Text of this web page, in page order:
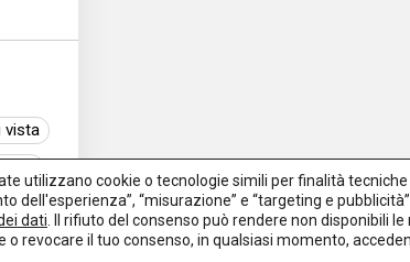
vista
utilizzano cookie o tecnologie simili per finalità tecniche
dell'esperienza”, “misurazione” e “targeting e
dati . Il rifiuto del consenso può rendere non disponibili
revocare il tuo consenso, in qualsiasi momento,